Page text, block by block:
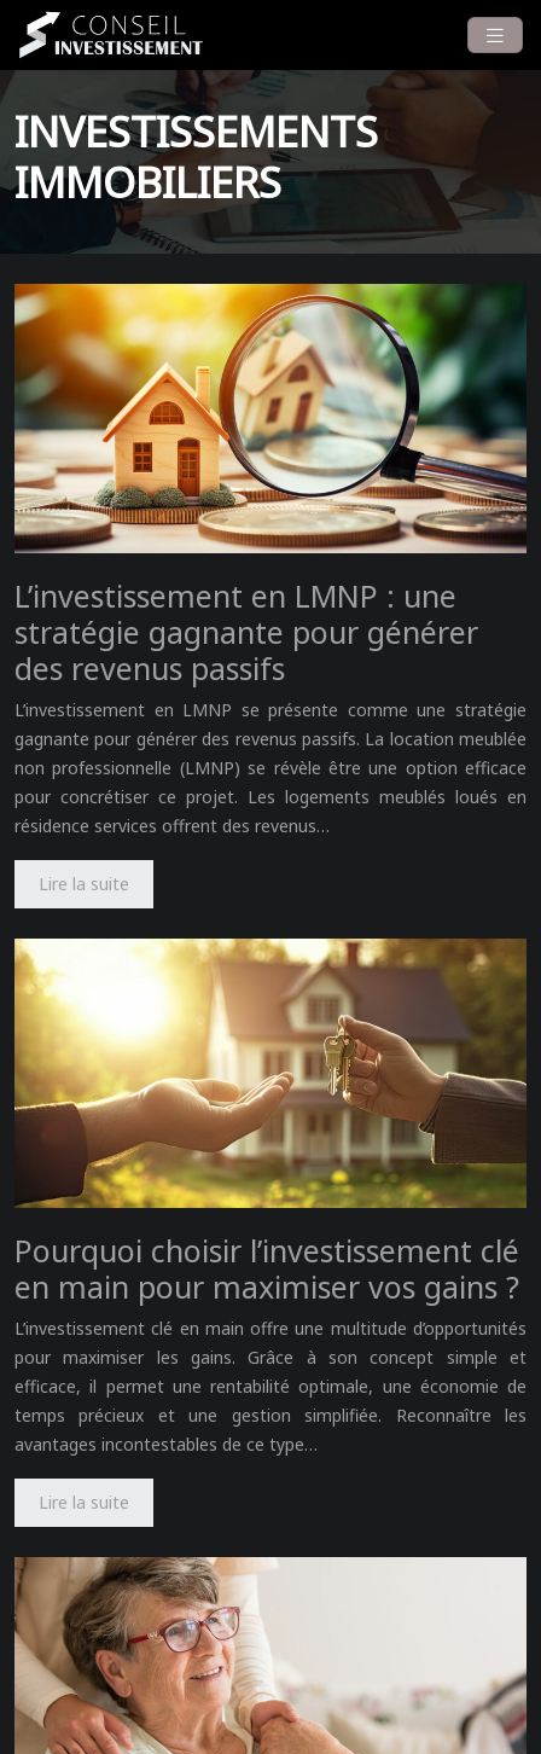
INVESTISSEMENTS
IMMOBILIERS
L’investissement en LMNP : une
stratégie gagnante pour générer
des revenus passifs
L’investissement en LMNP se présente comme une stratégie
gagnante pour générer des revenus passifs. La location meublée
non professionnelle (LMNP) se révèle être une option efficace
pour concrétiser ce projet. Les logements meublés loués en
résidence services offrent des revenus…
Lire la suite
Pourquoi choisir l’investissement clé
en main pour maximiser vos gains ?
L’investissement clé en main offre une multitude d’opportunités
pour maximiser les gains. Grâce à son concept simple et
efficace, il permet une rentabilité optimale, une économie de
temps précieux et une gestion simplifiée. Reconnaître les
avantages incontestables de ce type…
Lire la suite